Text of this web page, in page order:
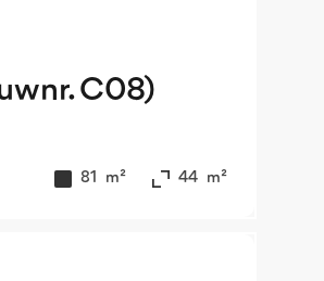
C08)
81 m² 44 m²